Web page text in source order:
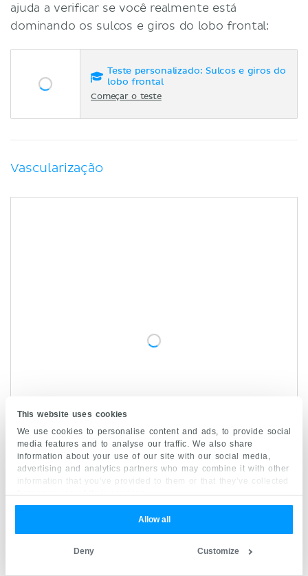
This website uses cookies
We use cookies to personalise content and ads, to provide social
media features and to analyse our traffic. We also share
information about your use of our site with our social media,
advertising and analytics partners who may combine it with other
information that you’ve provided to them or that they’ve collected
from your use of their services.
Allow all
Customize
Deny
ajuda a verificar se você realmente está
dominando os sulcos e giros do lobo frontal:
Teste personalizado: Sulcos e giros do
lobo frontal
Começar o teste
Vascularização
Artéria cerebral anterior
Arteria anterior cerebri
Sinônimos:Arteria cerebralis anterior
O lobo frontal é irrigado pelasartérias cerebrais